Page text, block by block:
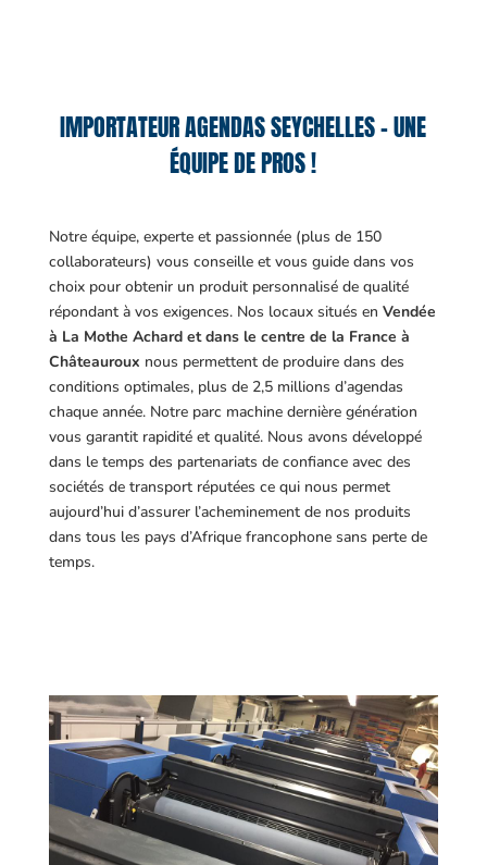
IMPORTATEUR AGENDAS SEYCHELLES – UNE
ÉQUIPE DE PROS !
Notre équipe, experte et passionnée (plus de 150
collaborateurs) vous conseille et vous guide dans vos
choix pour obtenir un produit personnalisé de qualité
répondant à vos exigences. Nos locaux situés en Vendée
à La Mothe Achard et dans le centre de la France à
Châteauroux nous permettent de produire dans des
conditions optimales, plus de 2,5 millions d’agendas
chaque année. Notre parc machine dernière génération
vous garantit rapidité et qualité. Nous avons développé
dans le temps des partenariats de confiance avec des
sociétés de transport réputées ce qui nous permet
aujourd’hui d’assurer l’acheminement de nos produits
dans tous les pays d’Afrique francophone sans perte de
temps.